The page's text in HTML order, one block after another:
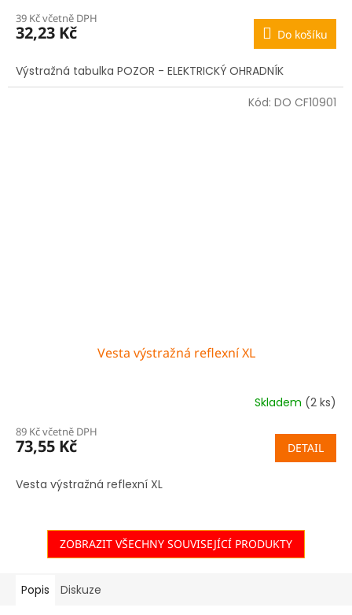
39 Kč včetně DPH
32,23 Kč Do košíku
Výstražná tabulka POZOR - ELEKTRICKÝ OHRADNÍK
Vesta výstražná reflexní XL
Skladem (2 ks)
89 Kč včetně DPH
73,55 Kč DETAIL
Vesta výstražná reflexní XL
Kód: DO CF10901
ZOBRAZIT VŠECHNY SOUVISEJÍCÍ PRODUKTY
Popis Diskuze